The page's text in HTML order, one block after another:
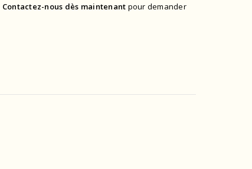
Contactez-nous dès maintenant pour demander